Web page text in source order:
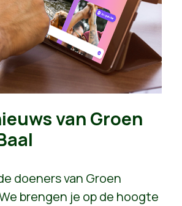
van Groen
doeners van Groen
brengen je op de hoogte